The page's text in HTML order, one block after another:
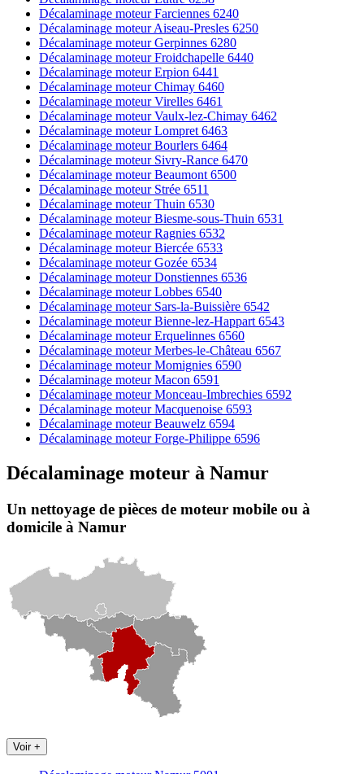
Décalaminage moteur Farciennes 6240
Décalaminage moteur Aiseau-Presles 6250
Décalaminage moteur Gerpinnes 6280
Décalaminage moteur Froidchapelle 6440
Décalaminage moteur Erpion 6441
Décalaminage moteur Chimay 6460
Décalaminage moteur Virelles 6461
Décalaminage moteur Vaulx-lez-Chimay 6462
Décalaminage moteur Lompret 6463
Décalaminage moteur Bourlers 6464
Décalaminage moteur Sivry-Rance 6470
Décalaminage moteur Beaumont 6500
Décalaminage moteur Strée 6511
Décalaminage moteur Thuin 6530
Décalaminage moteur Biesme-sous-Thuin 6531
Décalaminage moteur Ragnies 6532
Décalaminage moteur Biercée 6533
Décalaminage moteur Gozée 6534
Décalaminage moteur Donstiennes 6536
Décalaminage moteur Lobbes 6540
Décalaminage moteur Sars-la-Buissière 6542
Décalaminage moteur Bienne-lez-Happart 6543
Décalaminage moteur Erquelinnes 6560
Décalaminage moteur Merbes-le-Château 6567
Décalaminage moteur Momignies 6590
Décalaminage moteur Macon 6591
Décalaminage moteur Monceau-Imbrechies 6592
Décalaminage moteur Macquenoise 6593
Décalaminage moteur Beauwelz 6594
Décalaminage moteur Forge-Philippe 6596
Décalaminage moteur à Namur
Un nettoyage de pièces de moteur mobile ou à
domicile à Namur
Voir +